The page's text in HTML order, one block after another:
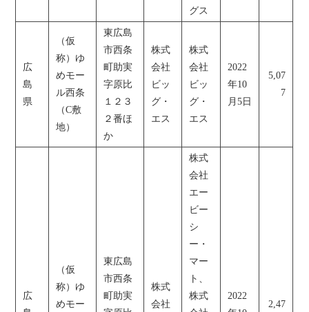
グス
広
島
県
（仮
称）ゆ
めモー
ル西条
（C敷
地）
東広島
市西条
町助実
字原比
１２３
２番ほ
か
株式
会社
ビッ
グ・
エス
株式
会社
ビッ
グ・
エス
2022
年10
月5日
5,07
7
広
（仮
称）ゆ
めモー
東広島
市西条
町助実
株式
会社
株式
会社
エー
ビー
シ
ー・
マー
ト、
株式
2022
2,47